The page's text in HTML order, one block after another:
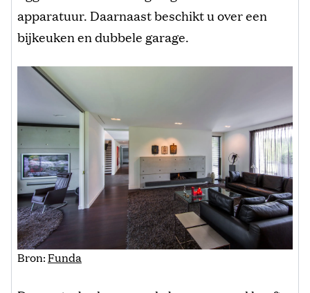
apparatuur. Daarnaast beschikt u over een
bijkeuken en dubbele garage.
Bron:Funda